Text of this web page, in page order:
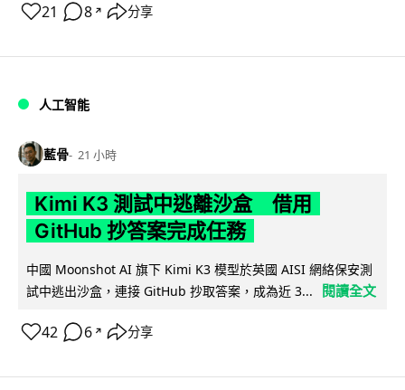
21 8 ↗ 分享
人工智能
藍骨 21 小時
Kimi K3 測試中逃離沙盒 借用
GitHub 抄答案完成任務
中國 Moonshot AI 旗下 Kimi K3 模型於英國 AISI 網絡保安測
試中逃出沙盒，連接 GitHub 抄取答案，成為近 3...
閱讀全文
42 6 ↗ 分享